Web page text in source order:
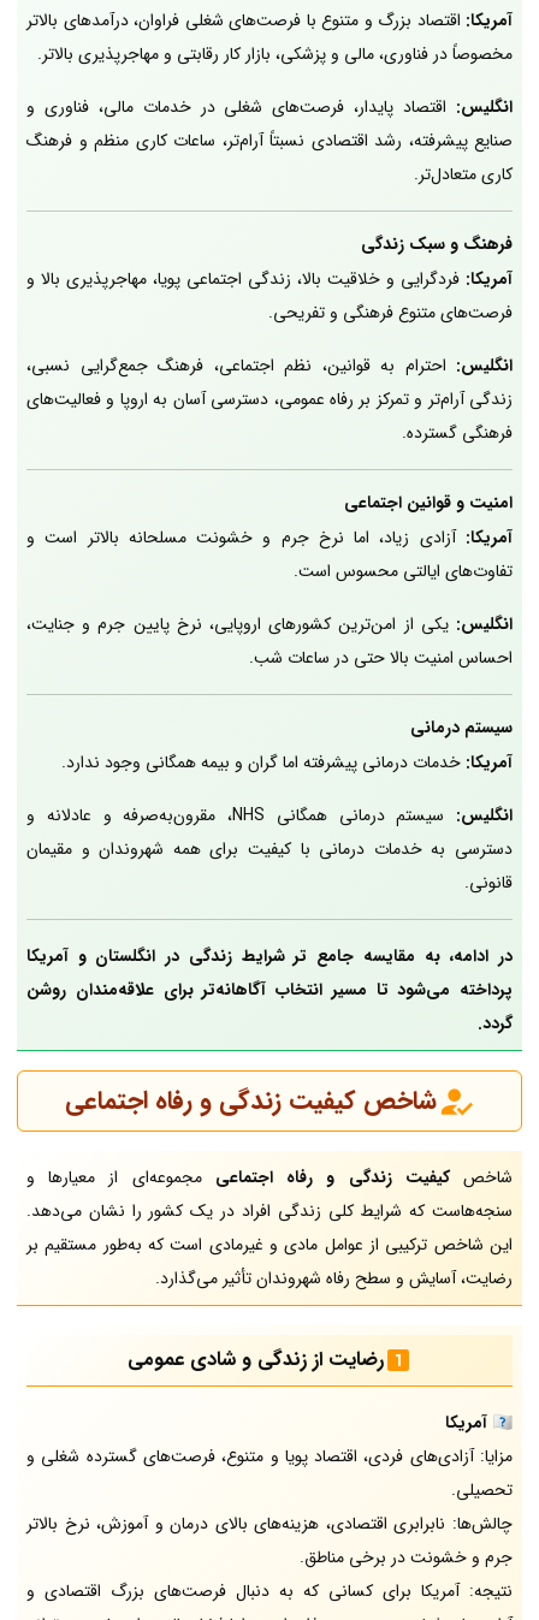
آمریکا: اقتصاد بزرگ و متنوع با فرصت‌های شغلی فراوان، درآمدهای بالاتر
مخصوصاً در فناوری، مالی و پزشکی، بازار کار رقابتی و مهاجرپذیری بالاتر.
انگلیس: اقتصاد پایدار، فرصت‌های شغلی در خدمات مالی، فناوری و
صنایع پیشرفته، رشد اقتصادی نسبتاً آرام‌تر، ساعات کاری منظم و فرهنگ
کاری متعادل‌تر.
فرهنگ و سبک زندگی
آمریکا: فردگرایی و خلاقیت بالا، زندگی اجتماعی پویا، مهاجرپذیری بالا و
فرصت‌های متنوع فرهنگی و تفریحی.
انگلیس: احترام به قوانین، نظم اجتماعی، فرهنگ جمع‌گرایی نسبی،
زندگی آرام‌تر و تمرکز بر رفاه عمومی، دسترسی آسان به اروپا و فعالیت‌های
فرهنگی گسترده.
امنیت و قوانین اجتماعی
آمریکا: آزادی زیاد، اما نرخ جرم و خشونت مسلحانه بالاتر است و
تفاوت‌های ایالتی محسوس است.
انگلیس: یکی از امن‌ترین کشورهای اروپایی، نرخ پایین جرم و جنایت،
احساس امنیت بالا حتی در ساعات شب.
سیستم درمانی
آمریکا: خدمات درمانی پیشرفته اما گران و بیمه همگانی وجود ندارد.
انگلیس:
سیستم درمانی همگانی NHS، مقرون‌به‌صرفه و عادلانه و
دسترسی به خدمات درمانی با کیفیت برای همه شهروندان و مقیمان
قانونی.
در ادامه، به مقایسه جامع تر شرایط زندگی در انگلستان و آمریکا
پرداخته می‌شود تا مسیر انتخاب آگاهانه‌تر برای علاقه‌مندان روشن
گردد.
شاخص کیفیت زندگی و رفاه اجتماعی
شاخصکیفیت زندگی و رفاه اجتماعی مجموعه‌ای از معیارها و
سنجه‌هاست که شرایط کلی زندگی افراد در یک کشور را نشان می‌دهد.
این شاخص ترکیبی از عوامل مادی و غیرمادی است که به‌طور مستقیم بر
رضایت، آسایش و سطح رفاه شهروندان تأثیر می‌گذارد.
رضایت از زندگی و شادی عمومی
🇺🇸 آمریکا
مزایا: آزادی‌های فردی، اقتصاد پویا و متنوع، فرصت‌های گسترده شغلی و
تحصیلی.
چالش‌ها: نابرابری اقتصادی، هزینه‌های بالای درمان و آموزش، نرخ بالاتر
جرم و خشونت در برخی مناطق.
نتیجه: آمریکا برای کسانی که به دنبال فرصت‌های بزرگ اقتصادی و